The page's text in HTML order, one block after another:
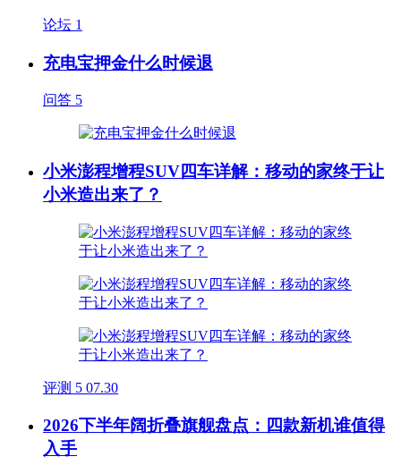
论坛 1
充电宝押金什么时候退
问答 5
小米澎程增程SUV四车详解：移动的家终于让
小米造出来了？
评测 5 07.30
2026下半年阔折叠旗舰盘点：四款新机谁值得
入手